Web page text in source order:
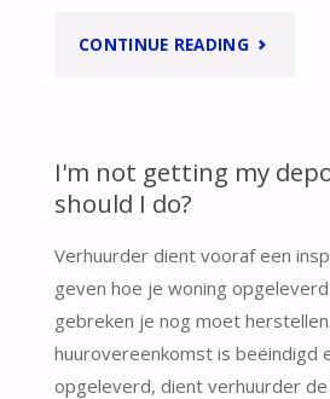
CONTINUE READING"WANNEER
BORG
I'm not getting my
should I do?
Verhuurder dient vooraf een
geven hoe je woning
gebreken je nog moet
huurovereenkomst is beëindigd
opgeleverd, dient verhuurder